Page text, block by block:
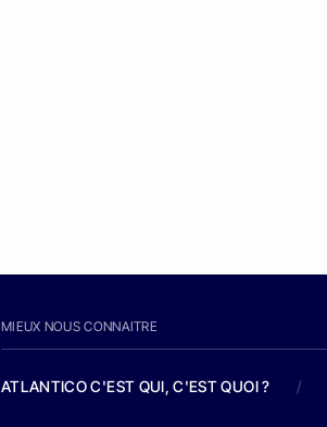
MIEUX NOUS CONNAITRE
ATLANTICO C'EST QUI, C'EST QUOI ? /